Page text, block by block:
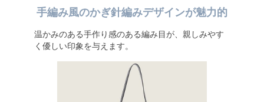
手編み風のかぎ針編みデザインが魅力的
温かみのある手作り感のある編み目が、親しみやす
く優しい印象を与えます。